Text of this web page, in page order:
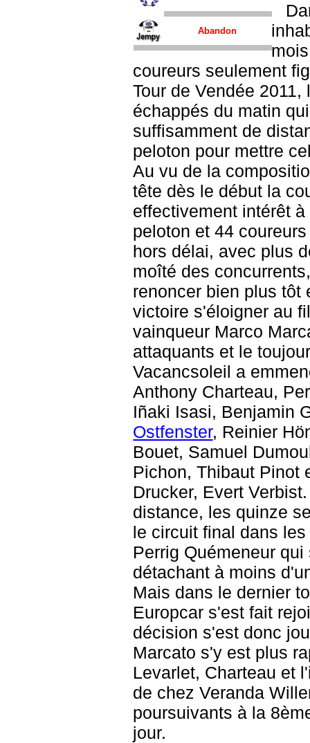
Abandon
coureurs seulement
Tour de Vendée 2011,
échappés du matin
suffisamment de
peloton pour mettre
Au vu de la
tête dès le début la
effectivement intérêt
peloton et 44
hors délai, avec plus
moîté des
renoncer bien plus tôt
victoire s'éloigner au
vainqueur Marco
attaquants et le
Vacancsoleil a
Anthony Charteau,
Iñaki Isasi, Benjamin
Ostfenster, Reinier
Bouet, Samuel
Pichon, Thibaut Pinot
Drucker, Evert
distance, les quinze
le circuit final dans
Perrig Quémeneur
détachant à moins
Mais dans le dernier
Europcar s'est fait
décision s'est donc
Marcato s'y est plus
Levarlet, Charteau et
de chez Veranda
poursuivants à la
jour.